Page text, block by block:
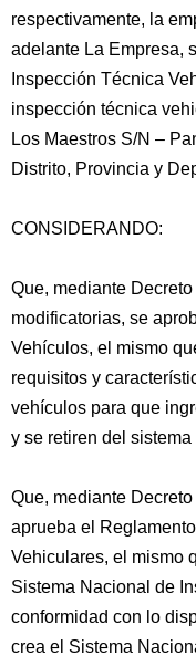
respectivamente, la
adelante La Empresa,
Inspección Técnica
inspección técnica
Los Maestros S/N –
Distrito, Provincia y
CONSIDERANDO:
Que, mediante
modificatorias, se
Vehículos, el mismo
requisitos y
vehículos para que
y se retiren del
Que, mediante
aprueba el
Vehiculares, el mismo
Sistema Nacional de
conformidad con lo
crea el Sistema